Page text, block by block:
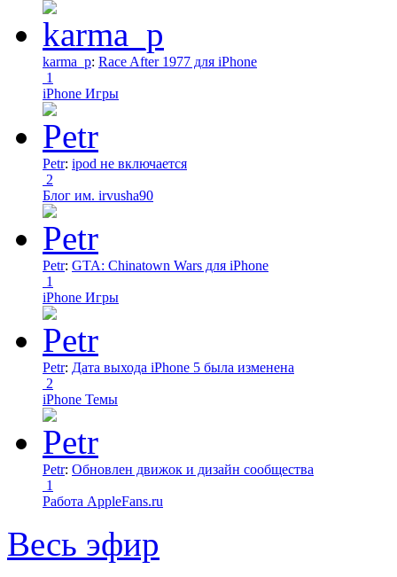
karma_p: Race After 1977 для iPhone
1
iPhone Игры
Petr: ipod не включается
2
Блог им. irvusha90
Petr: GTA: Chinatown Wars для iPhone
1
iPhone Игры
Petr: Дата выхода iPhone 5 была изменена
2
iPhone Темы
Petr: Обновлен движок и дизайн сообщества
1
Работа AppleFans.ru
Весь эфир